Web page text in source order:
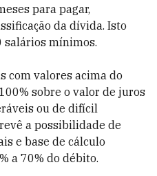
para pagar,
da dívida. Isto
salários mínimos.
com valores acima do
sobre o valor de juros
ou de difícil
a possibilidade de
e base de cálculo
a 70% do débito.